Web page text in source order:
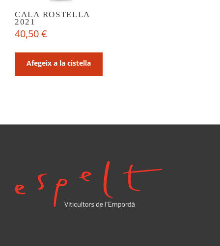
CALA ROSTELLA
2021
40,50€
Afegeix a la cistella